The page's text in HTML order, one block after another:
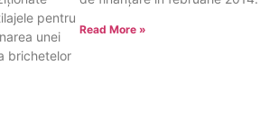
pentru
unei
brichetelor
Read More »